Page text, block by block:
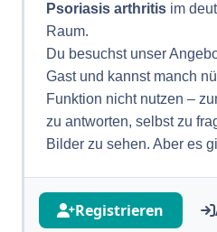
Psoriasis arthritis im
Raum.
Du besuchst unser
Gast und kannst manch
Funktion nicht nutzen –
zu antworten, selbst zu
Bilder zu sehen. Aber es
Registrieren